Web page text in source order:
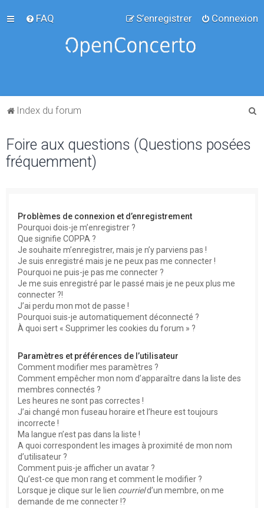
FAQ Connexion
S’enregistrer
Index du forum
Foire aux questions (Questions posées
fréquemment)
Problèmes de connexion et d’enregistrement
Pourquoi dois-je m’enregistrer ?
Que signifie COPPA ?
Je souhaite m’enregistrer, mais je n’y parviens pas !
Je suis enregistré mais je ne peux pas me connecter !
Pourquoi ne puis-je pas me connecter ?
Je me suis enregistré par le passé mais je ne peux plus me
connecter ?!
J’ai perdu mon mot de passe !
Pourquoi suis-je automatiquement déconnecté ?
À quoi sert « Supprimer les cookies du forum » ?
Paramètres et préférences de l’utilisateur
Comment modifier mes paramètres ?
Comment empêcher mon nom d’apparaître dans la liste des
membres connectés ?
Les heures ne sont pas correctes !
J’ai changé mon fuseau horaire et l’heure est toujours
incorrecte !
Ma langue n’est pas dans la liste !
A quoi correspondent les images à proximité de mon nom
d’utilisateur ?
Comment puis-je afficher un avatar ?
Qu’est-ce que mon rang et comment le modifier ?
Lorsque je clique sur le lien courrield’un membre, on me
demande de me connecter !?